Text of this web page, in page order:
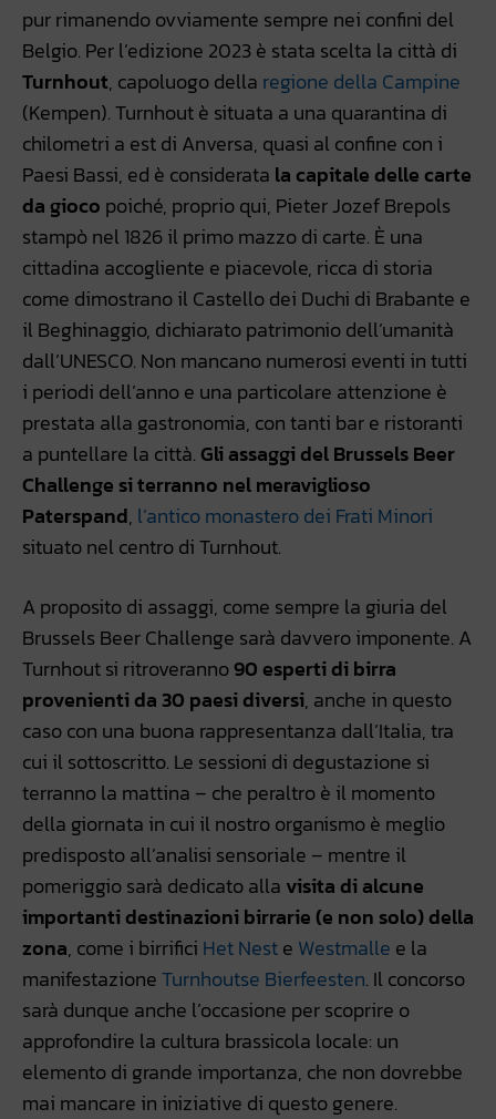
pur rimanendo ovviamente sempre nei confini del
Belgio. Per l’edizione 2023 è stata scelta la città di
Turnhout, capoluogo della regione della Campine
(Kempen). Turnhout è situata a una quarantina di
chilometri a est di Anversa, quasi al confine con i
Paesi Bassi, ed è considerata la capitale delle carte
da gioco poiché, proprio qui, Pieter Jozef Brepols
stampò nel 1826 il primo mazzo di carte. È una
cittadina accogliente e piacevole, ricca di storia
come dimostrano il Castello dei Duchi di Brabante e
il Beghinaggio, dichiarato patrimonio dell’umanità
dall’UNESCO. Non mancano numerosi eventi in tutti
i periodi dell’anno e una particolare attenzione è
prestata alla gastronomia, con tanti bar e ristoranti
a puntellare la città. Gli assaggi del Brussels Beer
Challenge si terranno nel meraviglioso
Paterspand, l’antico monastero dei Frati Minori
situato nel centro di Turnhout.
A proposito di assaggi, come sempre la giuria del
Brussels Beer Challenge sarà davvero imponente. A
Turnhout si ritroveranno90 esperti di birra
provenienti da 30 paesi diversi, anche in questo
caso con una buona rappresentanza dall’Italia, tra
cui il sottoscritto. Le sessioni di degustazione si
terranno la mattina – che peraltro è il momento
della giornata in cui il nostro organismo è meglio
predisposto all’analisi sensoriale – mentre il
pomeriggio sarà dedicato alla visita di alcune
importanti destinazioni birrarie (e non solo) della
zona, come i birrifici Het Neste Westmalle e la
manifestazioneTurnhoutse Bierfeesten. Il concorso
sarà dunque anche l’occasione per scoprire o
approfondire la cultura brassicola locale: un
elemento di grande importanza, che non dovrebbe
mai mancare in iniziative di questo genere.